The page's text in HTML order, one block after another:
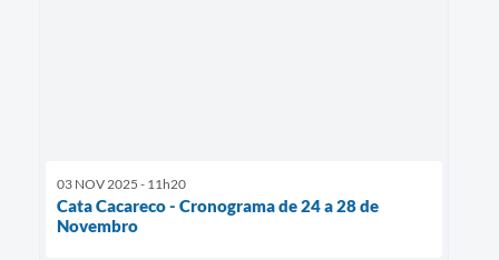
03 NOV 2025 - 11h20
Cata Cacareco - Cronograma de 24 a 28 de
Novembro